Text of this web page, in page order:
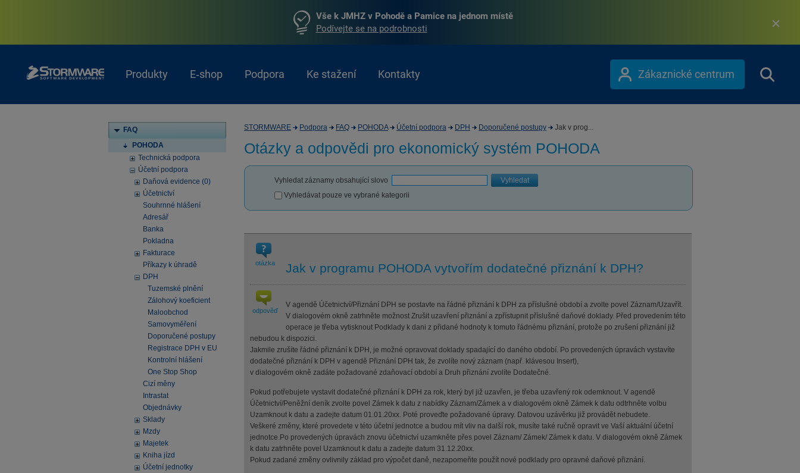
Vše k JMHZ v Pohodě a Pamice na jednom místě
Podívejte se na podrobnosti
Produkty E‑shop Podpora Ke stažení Kontakty Zákaznické centrum
FAQ
POHODA
Technická podpora
Účetní podpora
Daňová evidence (0)
Účetnictví
Souhrnné hlášení
Adresář
Banka
Pokladna
Fakturace
Příkazy k úhradě
DPH
Tuzemské plnění
Zálohový koeficient
Maloobchod
Samovyměření
Doporučené postupy
Registrace DPH v EU
Kontrolní hlášení
One Stop Shop
Cizí měny
Intrastat
Objednávky
Sklady
Mzdy
Majetek
Kniha jízd
Účetní jednotky
STORMWARE Podpora FAQ POHODA Účetní podpora DPH Doporučené postupy Jak v prog...
Otázky a odpovědi pro ekonomický systém POHODA
Vyhledat záznamy obsahující slovo
Vyhledat
Vyhledávat pouze ve vybrané kategorii
otázka Jak v programu POHODA vytvořím dodatečné přiznání k DPH?
odpověď
V agendě Účetnictví/Přiznání DPH se postavte na řádné přiznání k DPH za příslušné období a zvolte povel Záznam/Uzavřít.
V dialogovém okně zatrhněte možnost Zrušit uzavření přiznání a zpřístupnit příslušné daňové doklady. Před provedením této
operace je třeba vytisknout Podklady k dani z přidané hodnoty k tomuto řádnému přiznání, protože po zrušení přiznání již
nebudou k dispozici.
Jakmile zrušíte řádné přiznání k DPH, je možné opravovat doklady spadající do daného období. Po provedených úpravách vystavíte
dodatečné přiznání k DPH v agendě Přiznání DPH tak, že zvolíte nový záznam (např. klávesou Insert),
v dialogovém okně zadáte požadované zdaňovací období a Druh přiznání zvolíte Dodatečné.
Pokud potřebujete vystavit dodatečné přiznání k DPH za rok, který byl již uzavřen, je třeba uzavřený rok odemknout. V agendě
Účetnictví/Peněžní deník zvolte povel Zámek k datu z nabídky Záznam/Zámek a v dialogovém okně Zámek k datu odtrhněte volbu
Uzamknout k datu a zadejte datum 01.01.20xx. Poté proveďte požadované úpravy. Datovou uzávěrku již provádět nebudete.
Veškeré změny, které provedete v této účetní jednotce a budou mít vliv na další rok, musíte také ručně opravit ve Vaší aktuální účetní
jednotce.Po provedených úpravách znovu účetnictví uzamkněte přes povel Záznam/ Zámek/ Zámek k datu. V dialogovém okně Zámek
k datu zatrhněte povel Uzamknout k datu a zadejte datum 31.12.20xx.
Pokud zadané změny ovlivnily základ pro výpočet daně, nezapomeňte použít nové podklady pro opravné daňové přiznání.